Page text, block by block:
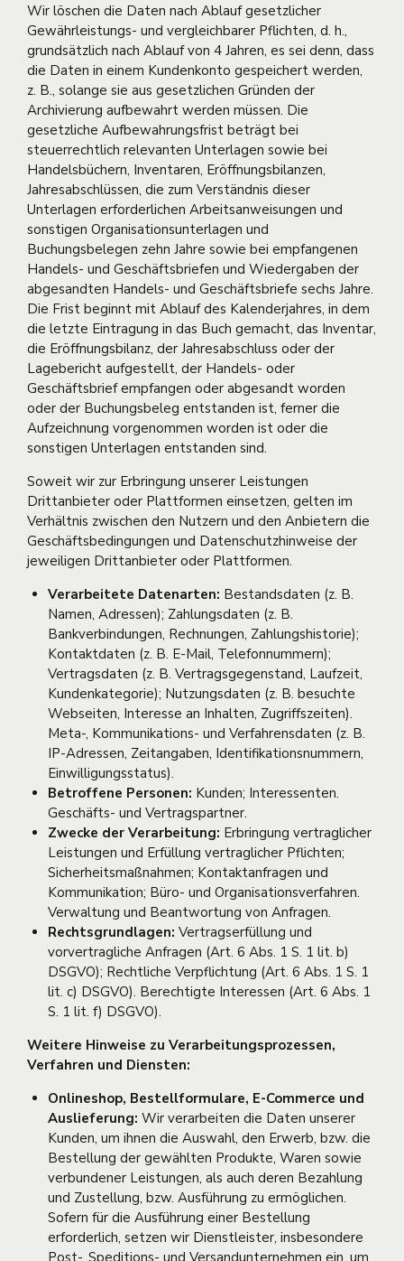
Wir löschen die Daten nach Ablauf gesetzlicher
Gewährleistungs- und vergleichbarer Pflichten, d. h.,
grundsätzlich nach Ablauf von 4 Jahren, es sei denn, dass
die Daten in einem Kundenkonto gespeichert werden,
z. B., solange sie aus gesetzlichen Gründen der
Archivierung aufbewahrt werden müssen. Die
gesetzliche Aufbewahrungsfrist beträgt bei
steuerrechtlich relevanten Unterlagen sowie bei
Handelsbüchern, Inventaren, Eröffnungsbilanzen,
Jahresabschlüssen, die zum Verständnis dieser
Unterlagen erforderlichen Arbeitsanweisungen und
sonstigen Organisationsunterlagen und
Buchungsbelegen zehn Jahre sowie bei empfangenen
Handels- und Geschäftsbriefen und Wiedergaben der
abgesandten Handels- und Geschäftsbriefe sechs Jahre.
Die Frist beginnt mit Ablauf des Kalenderjahres, in dem
die letzte Eintragung in das Buch gemacht, das Inventar,
die Eröffnungsbilanz, der Jahresabschluss oder der
Lagebericht aufgestellt, der Handels- oder
Geschäftsbrief empfangen oder abgesandt worden
oder der Buchungsbeleg entstanden ist, ferner die
Aufzeichnung vorgenommen worden ist oder die
sonstigen Unterlagen entstanden sind.
Soweit wir zur Erbringung unserer Leistungen
Drittanbieter oder Plattformen einsetzen, gelten im
Verhältnis zwischen den Nutzern und den Anbietern die
Geschäftsbedingungen und Datenschutzhinweise der
jeweiligen Drittanbieter oder Plattformen.
Verarbeitete Datenarten: Bestandsdaten (z. B.
Namen, Adressen); Zahlungsdaten (z. B.
Bankverbindungen, Rechnungen, Zahlungshistorie);
Kontaktdaten (z. B. E-Mail, Telefonnummern);
Vertragsdaten (z. B. Vertragsgegenstand, Laufzeit,
Kundenkategorie); Nutzungsdaten (z. B. besuchte
Webseiten, Interesse an Inhalten, Zugriffszeiten).
Meta-, Kommunikations- und Verfahrensdaten (z. B.
IP-Adressen, Zeitangaben, Identifikationsnummern,
Einwilligungsstatus).
Betroffene Personen: Kunden; Interessenten.
Geschäfts- und Vertragspartner.
Zwecke der Verarbeitung: Erbringung vertraglicher
Leistungen und Erfüllung vertraglicher Pflichten;
Sicherheitsmaßnahmen; Kontaktanfragen und
Kommunikation; Büro- und Organisationsverfahren.
Verwaltung und Beantwortung von Anfragen.
Rechtsgrundlagen: Vertragserfüllung und
vorvertragliche Anfragen (Art. 6 Abs. 1 S. 1 lit. b)
DSGVO); Rechtliche Verpflichtung (Art. 6 Abs. 1 S. 1
lit. c) DSGVO). Berechtigte Interessen (Art. 6 Abs. 1
S. 1 lit. f) DSGVO).
Weitere Hinweise zu Verarbeitungsprozessen,
Verfahren und Diensten:
Onlineshop, Bestellformulare, E-Commerce und
Auslieferung: Wir verarbeiten die Daten unserer
Kunden, um ihnen die Auswahl, den Erwerb, bzw. die
Bestellung der gewählten Produkte, Waren sowie
verbundener Leistungen, als auch deren Bezahlung
und Zustellung, bzw. Ausführung zu ermöglichen.
Sofern für die Ausführung einer Bestellung
erforderlich, setzen wir Dienstleister, insbesondere
Post-, Speditions- und Versandunternehmen ein, um